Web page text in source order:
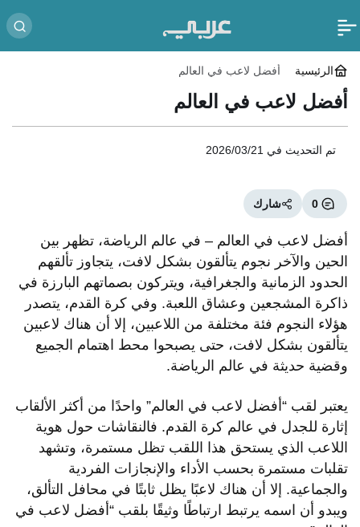
الرئيسية أفضل لاعب في العالم
أفضل لاعب في العالم
تم التحديث في 2026/03/21
0 شارك
أفضل لاعب في العالم – في عالم الرياضة، تظهر بين
الحين والآخر نجوم يتألقون بشكل لافت، يتجاوز تألقهم
الحدود الزمانية والجغرافية، ويتركون بصماتهم البارزة في
ذاكرة المشجعين وعشاق اللعبة. وفي كرة القدم، يتصدر
هؤلاء النجوم فئة مختلفة من اللاعبين، إلا أن هناك لاعبين
يتألقون بشكل لافت، حتى يصبحوا محط اهتمام الجميع
وقضية حديثة في عالم الرياضة.
يعتبر لقب “أفضل لاعب في العالم” واحدًا من أكثر الألقاب
إثارة للجدل في عالم كرة القدم. فالنقاشات حول هوية
اللاعب الذي يستحق هذا اللقب تظل مستمرة، وتشهد
تقلبات مستمرة بحسب الأداء والإنجازات الفردية
والجماعية. إلا أن هناك لاعبًا يظل ثابتًا في محافل التألق،
ويبدو أن اسمه يرتبط ارتباطًا وثيقًا بلقب “أفضل لاعب في